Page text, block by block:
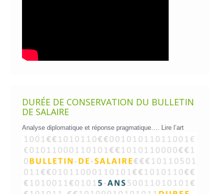
DURÉE DE CONSERVATION DU BULLETIN
DE SALAIRE
Analyse diplomatique et réponse pragmatique…. Lire l’art